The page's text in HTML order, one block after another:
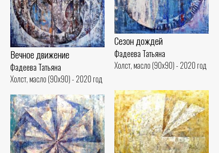
Сезон дождей
Фадеева Татьяна
Холст, масло (90x90) - 2020 год
Вечное движение
Фадеева Татьяна
Холст, масло (90x90) - 2020 год